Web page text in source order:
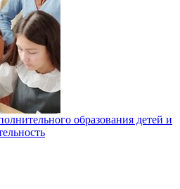
образования детей и